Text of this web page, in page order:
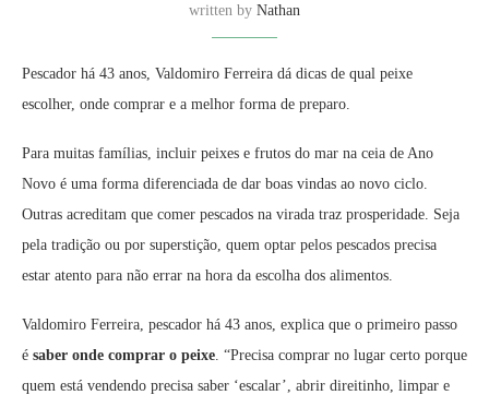
written by Nathan
Pescador há 43 anos, Valdomiro Ferreira dá dicas de qual peixe
escolher, onde comprar e a melhor forma de preparo.
Para muitas famílias, incluir peixes e frutos do mar na ceia de Ano
Novo é uma forma diferenciada de dar boas vindas ao novo ciclo.
Outras acreditam que comer pescados na virada traz prosperidade. Seja
pela tradição ou por superstição, quem optar pelos pescados precisa
estar atento para não errar na hora da escolha dos alimentos.
Valdomiro Ferreira, pescador há 43 anos, explica que o primeiro passo
é saber onde comprar o peixe. “Precisa comprar no lugar certo porque
quem está vendendo precisa saber ‘escalar’, abrir direitinho, limpar e